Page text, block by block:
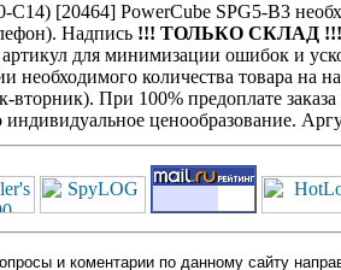
C14) [20464] PowerCube SPG5-B3
Надпись !!! ТОЛЬКО СКЛАД !!!
для минимизации ошибок и
необходимого количества товара
При 100% предоплате
ценообразование.
и коментарии по данному сайту